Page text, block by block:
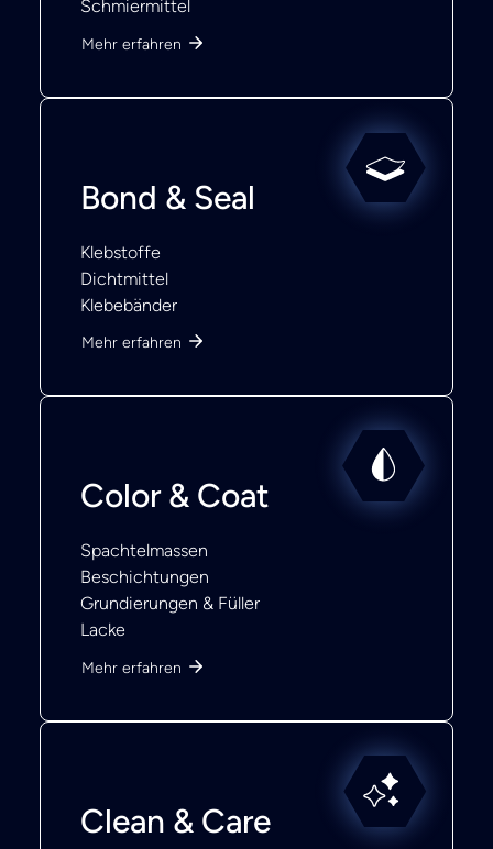
Schmiermittel
Mehr erfahren
Bond & Seal
Klebstoffe
Dichtmittel
Klebebänder
Mehr erfahren
Color & Coat
Spachtelmassen
Beschichtungen
Grundierungen & Füller
Lacke
Mehr erfahren
Clean & Care